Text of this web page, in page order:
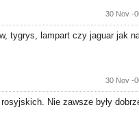
30 Nov -
tygrys, lampart czy jaguar jak
30 Nov -
Nie zawsze były